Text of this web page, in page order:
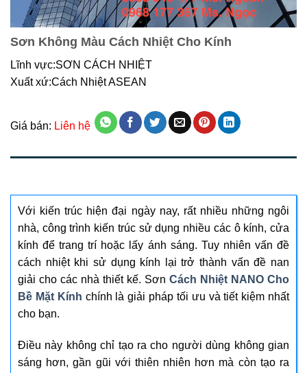
Sơn Không Màu Cách Nhiệt Cho Kính
Lĩnh vực:SƠN CÁCH NHIỆT
Xuất xứ:Cách Nhiệt ASEAN
Giá bán: Liên hệ
Với kiến trúc hiện đại ngày nay, rất nhiều những ngôi
nhà, công trình kiến trúc sử dụng nhiều các ô kính, cửa
kính để trang trí hoặc lấy ánh sáng. Tuy nhiên vấn đề
cách nhiệt khi sử dụng kính lại trở thành vấn đề nan
giải cho các nhà thiết kế. Sơn Cách Nhiệt NANO Cho
Bề Mặt Kính chính là giải pháp tối ưu và tiết kiệm nhất
cho bạn.
Điều này không chỉ tạo ra cho người dùng không gian
sáng hơn, gần gũi với thiên nhiên hơn mà còn tạo ra